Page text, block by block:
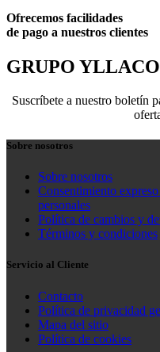
Ofrecemos facilidades
de pago a nuestros clientes
GRUPO
Suscríbete a nuestro boletín
Sobre nosotros
Sobre nosotros
Consentimiento
personales
Política de cambios y
Términos y condiciones
Servicio al Cliente
Contacto
Política de privacidad
Mapa del sitio
Política de cookies